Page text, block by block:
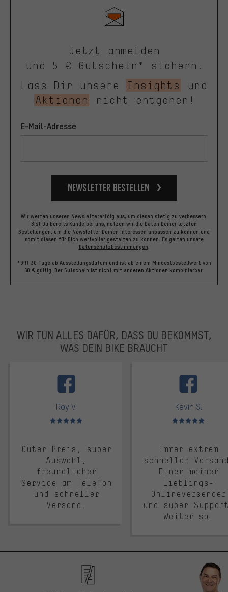
Jetzt anmelden
und 5 € Gutschein* sichern.
Lass Dir unsere
Insights
und
Aktionen
nicht entgehen!
E-Mail-Adresse
Newsletter bestellen
Wir werten unseren Newslettererfolg aus, um diesen stetig zu verbessern.
Bist Du bereits Kunde bei uns, nutzen wir die Daten Deiner letzten
Bestellungen, um die Newsletter Deinen Interessen anpassen zu können und
somit diesen für Dich wertvoller gestalten zu können. Es gelten unsere
Datenschutzbestimmungen.
*Gilt 30 Tage ab Ausstellungsdatum und ist ab einem Mindestbestellwert von
60 € gültig. Der Gutschein ist nicht mit anderen Aktionen kombinierbar.
WIR TUN ALLES DAFÜR, DASS DU BEKOMMST,
WAS DEIN BIKE BRAUCHT
Roy V.
Bewertungen: 5 von 5
Guter Preis, super
Auswahl,
freundlicher
Service am Telefon
und schneller
Versand.
Kevin S.
Bewertungen: 5 von 5
Immer extrem
schneller
Einer meiner
Lieblings-
Onlineversender
und super
Weiter so!